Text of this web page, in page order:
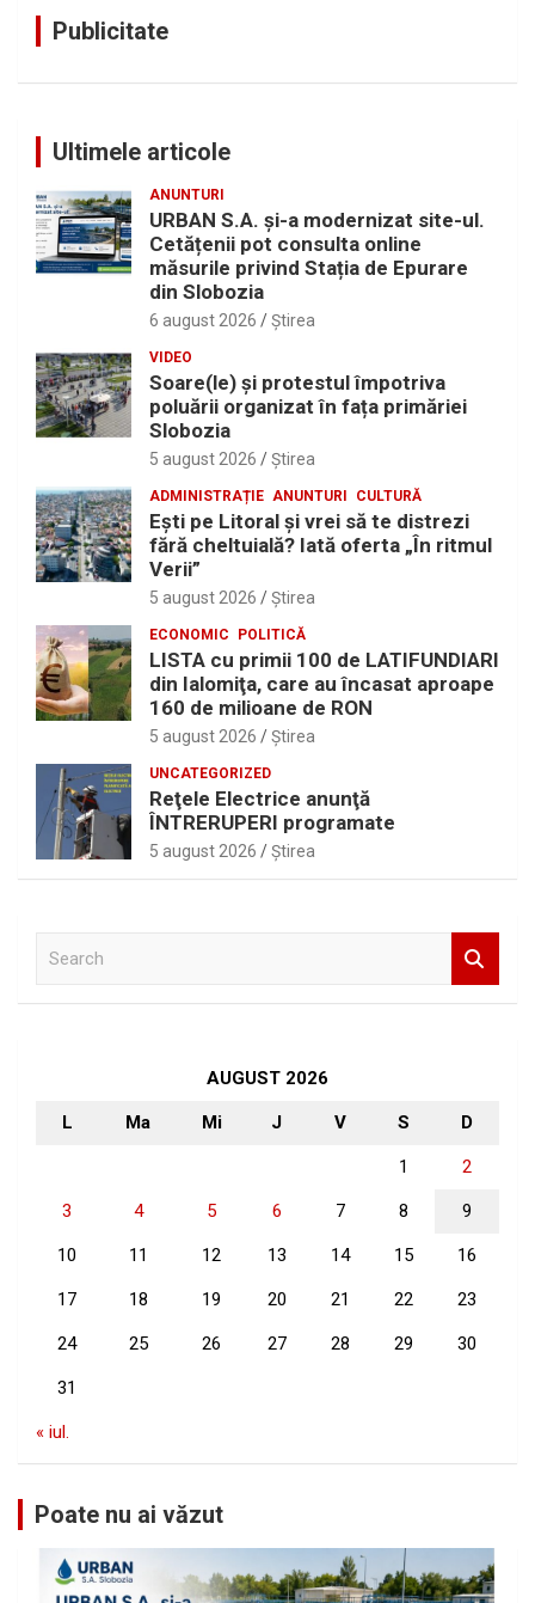
Publicitate
Ultimele articole
ANUNTURI
URBAN S.A. și-a modernizat site-ul.
Cetățenii pot consulta online
măsurile privind Stația de Epurare
din Slobozia
6 august 2026 Ştirea
VIDEO
Soare(le) și protestul împotriva
poluării organizat în fața primăriei
Slobozia
5 august 2026 Ştirea
ADMINISTRAȚIE ANUNTURI CULTURĂ
Eşti pe Litoral şi vrei să te distrezi
fără cheltuială? Iată oferta „În ritmul
Verii”
5 august 2026 Ştirea
ECONOMIC POLITICĂ
LISTA cu primii 100 de LATIFUNDIARI
din Ialomiţa, care au încasat aproape
160 de milioane de RON
5 august 2026 Ştirea
UNCATEGORIZED
Reţele Electrice anunţă
ÎNTRERUPERI programate
5 august 2026 Ştirea
AUGUST 2026
L Ma Mi J V S D
1 2
3 4 5 6 7 8 9
10 11 12 13 14 15 16
17 18 19 20 21 22 23
24 25 26 27 28 29 30
31
« iul.
Poate nu ai văzut